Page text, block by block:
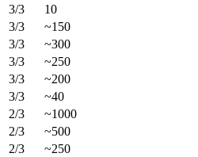
3/3
10
3/3
~150
3/3
~300
3/3
~250
3/3
~200
3/3
~40
2/3
~1000
2/3
~500
2/3
~250